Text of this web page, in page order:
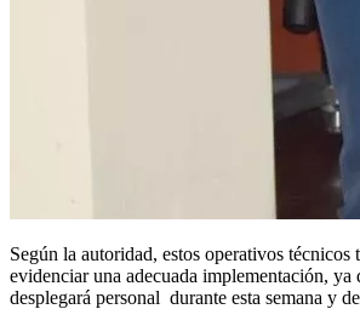
Según la autoridad, estos operativos
evidenciar una adecuada implementación,
desplegará personal durante esta semana y